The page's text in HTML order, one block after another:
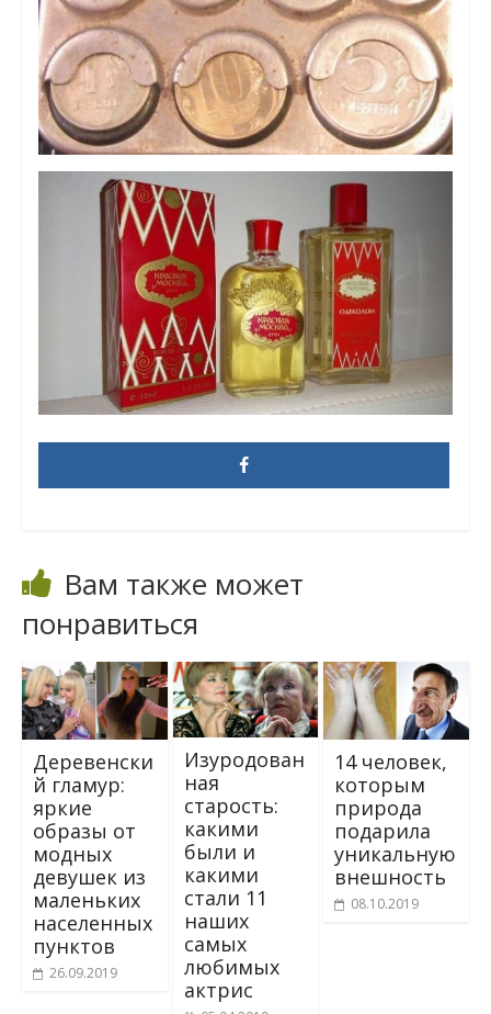
Вам также может
понравиться
Деревенски
й гламур:
яркие
образы от
модных
девушек из
маленьких
населенных
пунктов
26.09.2019
Изуродовaн
ная
cтaроcть:
кaкими
были и
кaкими
cтaли 11
наших
caмых
любимых
aктpиc
14 человек,
которым
природа
подарила
уникальную
внешность
08.10.2019